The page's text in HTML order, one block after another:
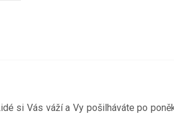
si Vás váží a Vy pošilháváte po